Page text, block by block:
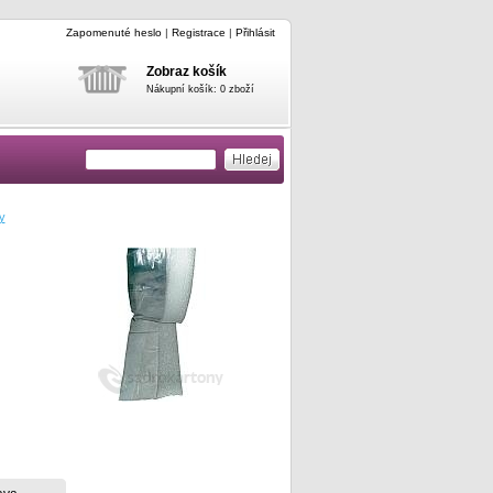
Zapomenuté heslo| Registrace | Přihlásit
Zobraz košík
Nákupní košík: 0 zboží